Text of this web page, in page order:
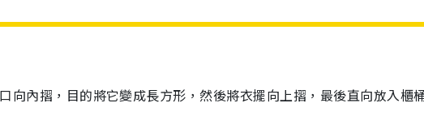
向內摺，目的將它變成長方形，然後將衣擺向上摺，最後直向放入櫃